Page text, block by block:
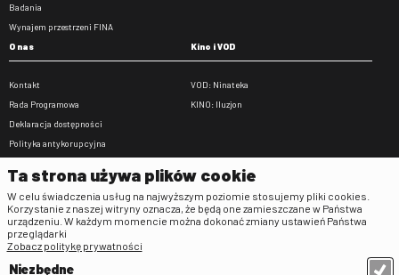
Badania
Wynajem przestrzeni FINA
O nas
Kontakt
Rada Programowa
Deklaracja dostępności
Polityka antykorupcyjna
Zamówienia publiczne
Praca w FINA
Kino i VOD
VOD: Ninateka
KINO: Iluzjon
Regulaminy
Ta strona używa plików cookie
W celu świadczenia usług na najwyższym poziomie stosujemy pliki cookies.
Korzystanie z naszej witryny oznacza, że będą one zamieszczane w Państwa
urządzeniu. W każdym momencie można dokonać zmiany ustawień Państwa
przeglądarki
Zobacz politykę prywatności
Niezbędne